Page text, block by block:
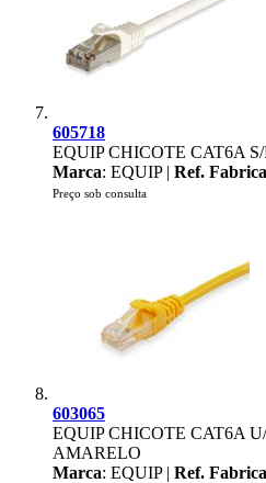
605718
EQUIP CHICOTE CAT6A
Marca: EQUIP | Ref.
Preço sob consulta
603065
EQUIP CHICOTE CAT6A
AMARELO
Marca: EQUIP | Ref.